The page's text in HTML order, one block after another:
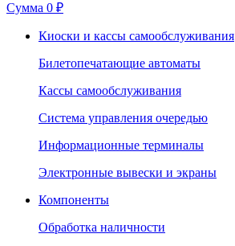
Сумма 0 ₽
Киоски и кассы самообслуживания
Билетопечатающие автоматы
Кассы самообслуживания
Система управления очередью
Информационные терминалы
Электронные вывески и экраны
Компоненты
Обработка наличности